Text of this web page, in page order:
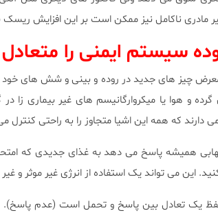
مادری ناکامل نیز ممکن است بر این افزایش ریسک
چیز های جدید در روده و بینی و شش های خود
و هوا یا میکروارگانیسم های غیر بیماری زا
که همه این اشیا متجاوز را به راحتی کنترل
همیشه پاسخ می دهد به غذای جدیدی که
این می تواند یک استفاده از انرژی غیر موثر و
یک تعادل بین پاسخ و تحمل است (عدم